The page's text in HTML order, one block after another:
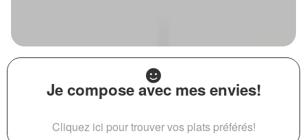
Je compose avec mes envies!
Cliquez ici pour trouver vos plats préférés!